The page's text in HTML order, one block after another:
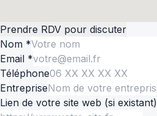
Prendre RDV pour discuter
Nom *
Email *
Téléphone
Entreprise
Lien de votre site web (si existant)